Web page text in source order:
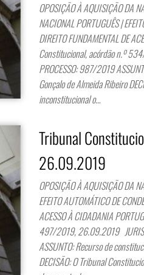
OPOSIÇÃO À AQUISIÇÃO DA
NACIONAL PORTUGUÊS |
DIREITO FUNDAMENTAL DE
Constitucional, acórdão n.º
PROCESSO: 987/2019
Gonçalo de Almeida Ribeiro
inconstitucional o…
Tribunal
26.09.2019
OPOSIÇÃO À AQUISIÇÃO DA
EFEITO AUTOMÁTICO DE
ACESSO À CIDADANIA
497/2019, 26.09.2019
ASSUNTO: Recurso de
DECISÃO: O Tribunal